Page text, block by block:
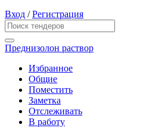
Вход /Регистрация
Преднизолон раствор
Избранное
Общие
Поместить
Заметка
Отслеживать
В работу